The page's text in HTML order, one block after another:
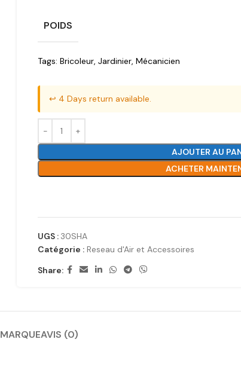
POIDS
Tags: Bricoleur, Jardinier, Mécanicien
↩️ 4 Days return available.
AJOUTER AU
ACHETER
UGS : 30SHA
Catégorie : Reseau d'Air et Accessoires
Share:
MARQUEAVIS (0)